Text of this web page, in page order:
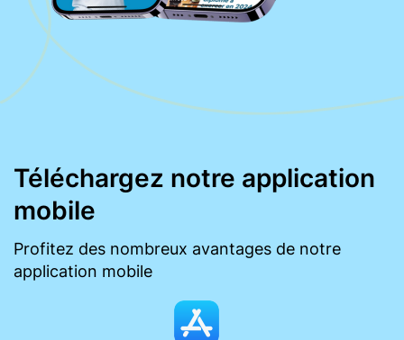
Téléchargez notre application
mobile
Profitez des nombreux avantages de notre
application mobile